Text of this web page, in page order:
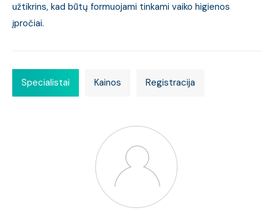
užtikrins, kad būtų formuojami tinkami vaiko higienos
įpročiai.
Specialistai Kainos Registracija